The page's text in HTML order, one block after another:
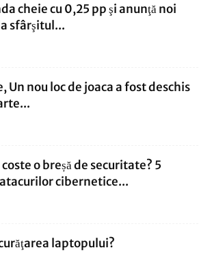
cheie cu 0,25 pp şi anunţă noi
sfârşitul...
Un nou loc de joaca a fost deschis
o breșă de securitate? 5
cibernetice...
laptopului?